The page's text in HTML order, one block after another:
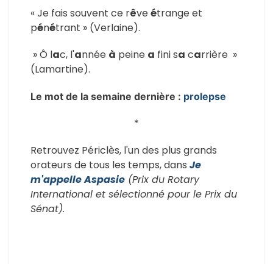
« Je fais souvent ce rêveétrange et
pénétrant » (Verlaine).
» Ô lac, l'année à peine a fini sa carrière »
(Lamartine).
Le mot de la semaine dernière : prolepse
*
Retrouvez Périclès, l'un des plus grands
orateurs de tous les temps, dans Je
m'appelle Aspasie (Prix du Rotary
International et sélectionné pour le Prix du
Sénat).